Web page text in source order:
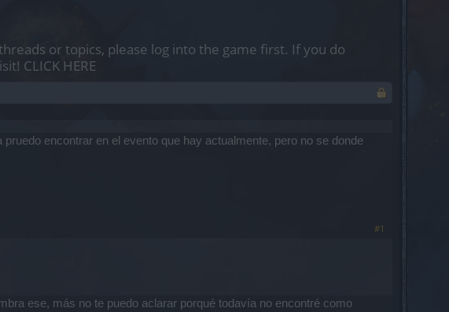
or topics, please log into the game first. If you do
CLICK HERE
encontrar en el evento que hay actualmente, pero no se donde
#1
ese, más no te puedo aclarar porqué todavía no encontré como